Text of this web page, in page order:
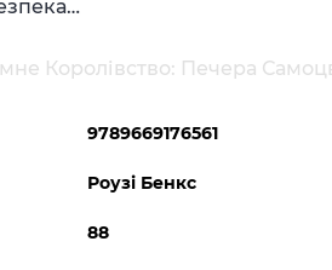
Королівство: Печера
9789669176561
Роузі Бенкс
88